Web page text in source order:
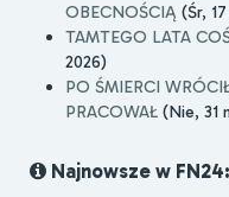
OBECNOŚCIĄ (Śr,
TAMTEGO LATA
2026)
PO ŚMIERCI
PRACOWAŁ (Nie, 31
Najnowsze w FN24: